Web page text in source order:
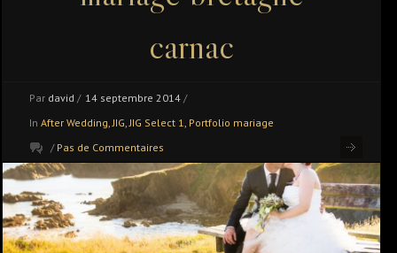
carnac
Par david / 14 septembre 2014 /
In After Wedding,JIG,JIG Select 1, Portfolio mariage
/ Pas de Commentaires